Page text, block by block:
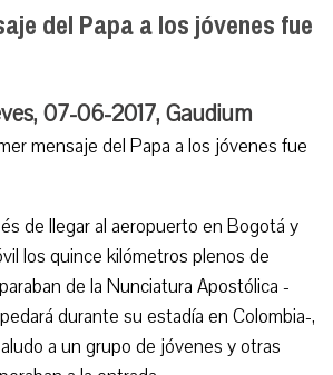
del Papa a los jóvenes fue
07-06-2017, Gaudium
mensaje del Papa a los jóvenes fue
de llegar al aeropuerto en Bogotá y
los quince kilómetros plenos de
de la Nunciatura Apostólica -
durante su estadía en Colombia-,
a un grupo de jóvenes y otras